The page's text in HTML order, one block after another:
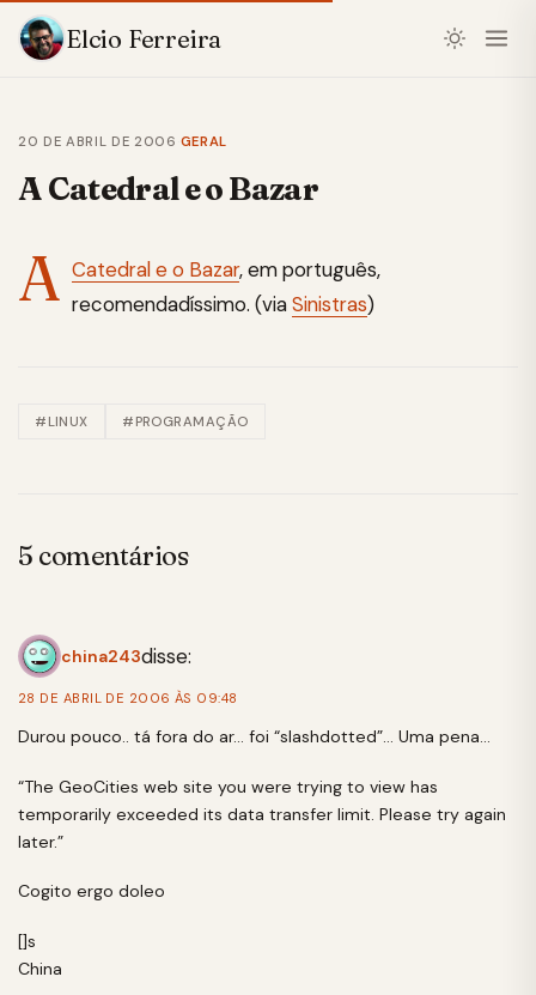
Elcio Ferreira
20 DE ABRIL DE 2006 GERAL
A Catedral e o Bazar
A Catedral e o Bazar, em português,
recomendadíssimo. (viaSinistras)
#LINUX #PROGRAMAÇÃO
5 comentários
china243disse:
28 DE ABRIL DE 2006 ÀS 09:48
Durou pouco.. tá fora do ar… foi “slashdotted”… Uma pena…
“The GeoCities web site you were trying to view has
temporarily exceeded its data transfer limit. Please try again
later.”
Cogito ergo doleo
[]s
China